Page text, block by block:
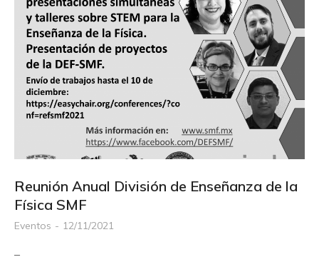
Reunión Anual División de Enseñanza de la
Física SMF
Eventos 12/11/2021
–